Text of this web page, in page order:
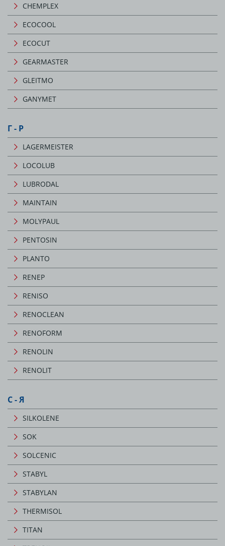
CHEMPLEX
ECOCOOL
ECOCUT
GEARMASTER
GLEITMO
GANYMET
Г - Р
LAGERMEISTER
LOCOLUB
LUBRODAL
MAINTAIN
MOLYPAUL
PENTOSIN
PLANTO
RENEP
RENISO
RENOCLEAN
RENOFORM
RENOLIN
RENOLIT
С - Я
SILKOLENE
SOK
SOLCENIC
STABYL
STABYLAN
THERMISOL
TITAN